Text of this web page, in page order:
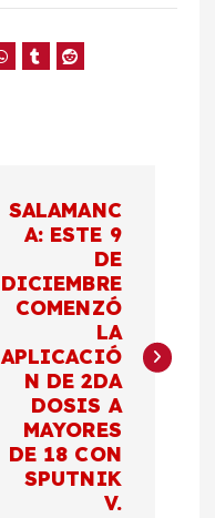
SALAMANC
A: ESTE 9
DE
DICIEMBRE
COMENZÓ
LA
APLICACIÓ
N DE 2DA
DOSIS A
MAYORES
DE 18 CON
SPUTNIK
V.